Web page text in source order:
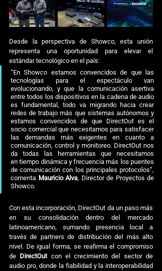
Desde la perspectiva de Showco, esta unión
representa una oportunidad para elevar el
estándar tecnológico en el país:
“En Showco estamos convencidos de que las
tecnologías para el espectáculo van
evolucionando, y que la comunicación asertiva
entre todos los dispositivos en la cadena de audio
es fundamental, todo va migrando hacia crear
redes de trabajo más que sistemas autónomos y
estamos convencidos de que DirectOut es el
socio comercial que necesitamos para satisfacer
las demandas más exigentes en cuanto a
comunicación, control y monitoreo. DirectOut nos
da todas las herramientas que necesitamos
en tiempo dinámica y frecuencia más los puentes
de comunicación con los principales protocolos”,
comenta Mauricio Alva, Director de Proyectos de
Showco.
Con esta incorporación, DirectOut da un paso más
en su consolidación dentro del mercado
latinoamericano, sumando presencia local a
través de partners de distribución del más alto
nivel. De igual forma, se reafirma el compromiso
de DirectOut con el crecimiento del sector de
audio pro, donde la fiabilidad y la interoperabilidad